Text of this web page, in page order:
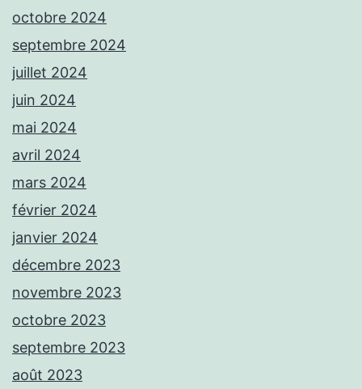
octobre 2024
septembre 2024
juillet 2024
juin 2024
mai 2024
avril 2024
mars 2024
février 2024
janvier 2024
décembre 2023
novembre 2023
octobre 2023
septembre 2023
août 2023